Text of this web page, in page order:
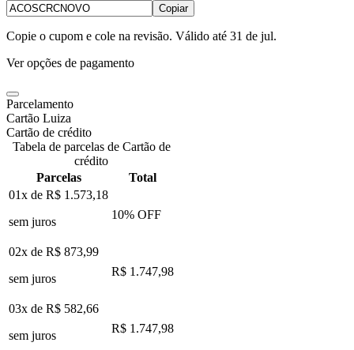
Copiar
Copie o cupom e cole na revisão. Válido até 31 de jul.
Ver opções de pagamento
Parcelamento
Cartão Luiza
Cartão de crédito
Tabela de parcelas de Cartão de
crédito
Parcelas
Total
01x de R$ 1.573,18
sem juros
10% OFF
02x de R$ 873,99
sem juros
R$ 1.747,98
03x de R$ 582,66
sem juros
R$ 1.747,98